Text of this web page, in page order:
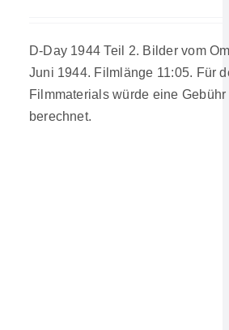
D-Day 1944 Teil 2. Bilder vom
Juni 1944. Filmlänge 11:05. Für
Filmmaterials würde eine
berechnet.